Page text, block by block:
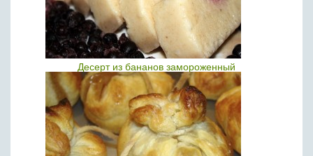
Десерт из бананов замороженный